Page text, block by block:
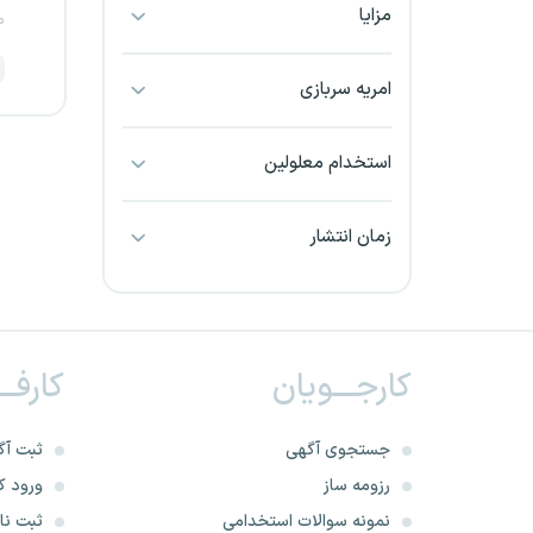
بندرعباس
خراسان شمالی
خرم آباد
خوزستان
مزایا
امریه سربازی
استخدام معلولین
زمان انتشار
کارجـــویان
جستجوی آگهی
رزومه ساز
نمونه سوالات استخدامی
ثبت
ورود
ثبت